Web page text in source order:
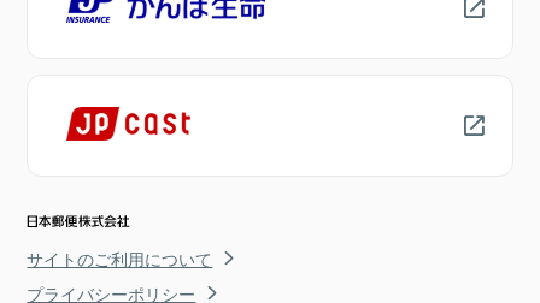
サイトのご利用について
プライバシーポリシー